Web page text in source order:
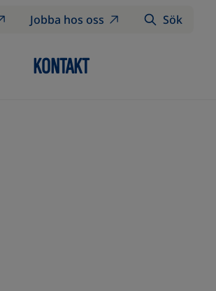
Jobba hos oss Sök
KONTAKT